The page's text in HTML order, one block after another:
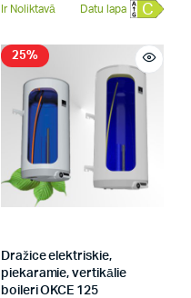
Ir Noliktavā Datu lapa C
25%
Dražice elektriskie,
piekaramie, vertikālie
boileri OKCE 125